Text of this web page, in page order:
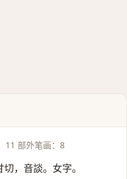
11 部外笔画：8
切，音談。女字。